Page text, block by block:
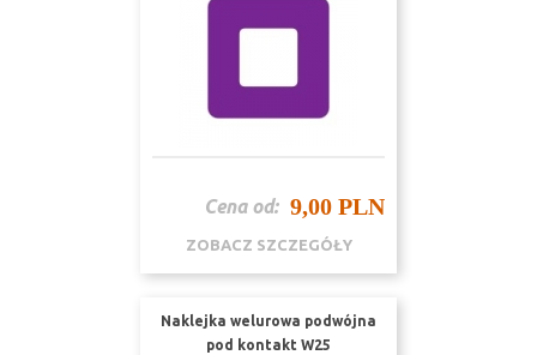
Cena od: 9,00 PLN
ZOBACZ SZCZEGÓŁY
Naklejka welurowa podwójna
pod kontakt W25